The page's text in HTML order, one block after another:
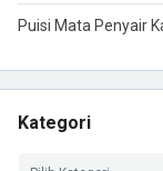
Puisi Mata Penyair
Kategori